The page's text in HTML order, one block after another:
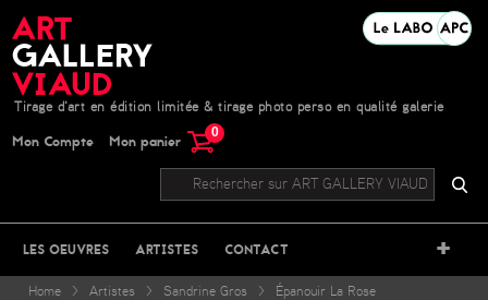
Tirage d'art en édition limitée & tirage photo perso en qualité galerie
Mon Compte Mon panier 0
LES OEUVRES ARTISTES CONTACT +
Home > Artistes > Sandrine Gros > Épanouir La Rose